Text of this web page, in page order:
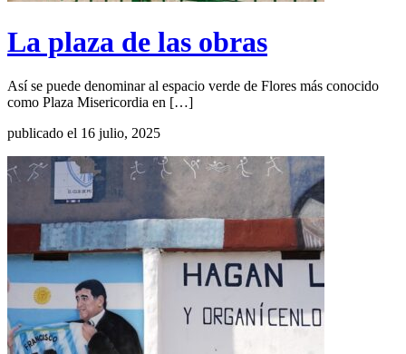
La plaza de las obras
Así se puede denominar al espacio verde de Flores más conocido
como Plaza Misericordia en […]
publicado el 16 julio, 2025